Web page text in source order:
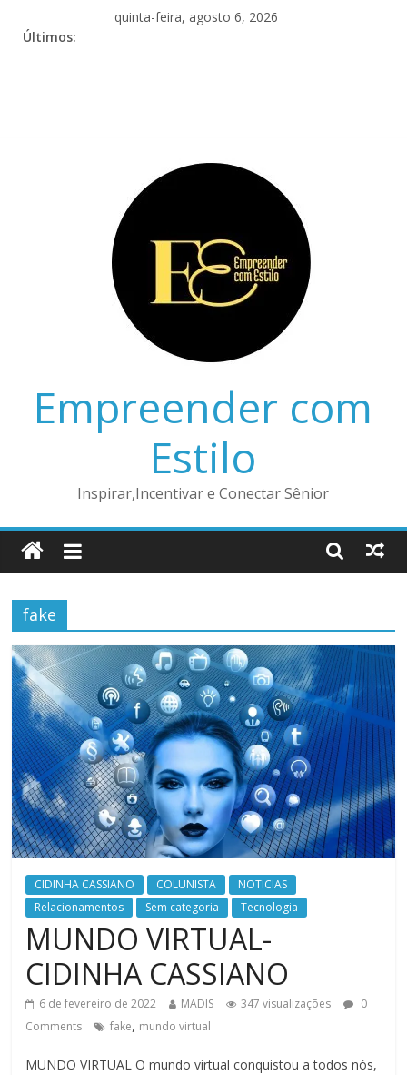
quinta-feira, agosto 6, 2026
Últimos:
Empreender com
Estilo
Inspirar,Incentivar e Conectar Sênior
fake
CIDINHA CASSIANO COLUNISTA
NOTICIAS
Relacionamentos
Sem categoria Tecnologia
MUNDO VIRTUAL-
CIDINHA CASSIANO
6 de fevereiro de 2022 MADIS 347 visualizações
0
Comments
fake, mundo virtual
MUNDO VIRTUAL O mundo virtual conquistou a todos nós,